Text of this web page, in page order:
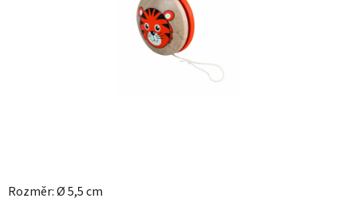
Rozměr: Ø 5,5 cm